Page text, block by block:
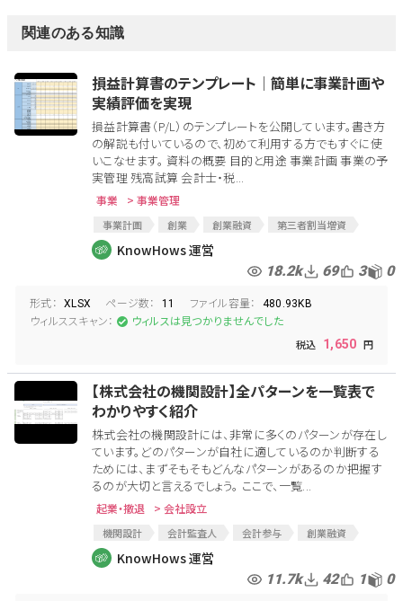
関連のある知識
損益計算書のテンプレート│簡単に事業計画や
実績評価を実現
損益計算書（P/L）のテンプレートを公開しています。書き方
の解説も付いているので、初めて利用する方でもすぐに使
いこなせます。 資料の概要 目的と用途 事業計画 事業の予
実管理 残高試算 会計士・税...
事業 > 事業管理
事業計画 創業 創業融資
第三者割当増資
資金調達
損益計算書
KnowHows 運営
18.2k 69 3 0
形式： XLSX ページ数： 11 ファイル容量： 480.93KB
ウィルススキャン： ウィルスは見つかりませんでした
1,650
【株式会社の機関設計】全パターンを一覧表で
わかりやすく紹介
株式会社の機関設計には、非常に多くのパターンが存在し
ています。どのパターンが自社に適しているのか判断する
ためには、まずそもそもどんなパターンがあるのか把握す
るのが大切と言えるでしょう。 ここで、一覧...
起業・撤退 > 会社設立
機関設計 会計監査人 会計参与
創業融資
会社法
創業 役員会
KnowHows 運営
11.7k 42 1 0